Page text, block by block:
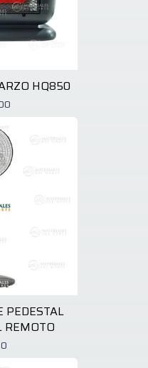
HQ850
PEDESTAL
REMOTO